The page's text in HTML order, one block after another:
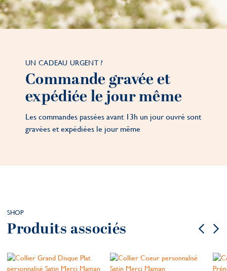
UN CADEAU URGENT ?
Commande gravée et
expédiée le jour même
Les commandes passées avant 13h un jour ouvré sont
gravées et expédiées le jour même
SHOP
Produits associés